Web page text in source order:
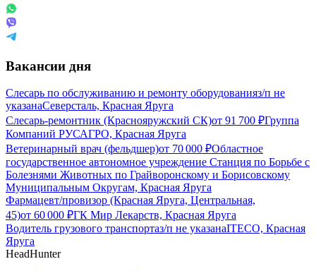
Вакансии дня
Слесарь по обслуживанию и ремонту оборудованияз/п не
указанаСеверсталь, Красная Яруга
Слесарь-ремонтник (Краснояружский СК)от 91 700 ₽Группа
Компаний РУСАГРО, Красная Яруга
Ветеринарный врач (фельдшер)от 70 000 ₽Областное
государственное автономное учреждение Станция по Борьбе с
Болезнями Животных по Грайворонскому и Борисовскому
Муниципальным Округам, Красная Яруга
Фармацевт/провизор (Красная Яруга, Центральная,
45)от 60 000 ₽ГК Мир Лекарств, Красная Яруга
Водитель грузового транспортаз/п не указанаITECO, Красная
Яруга
HeadHunter